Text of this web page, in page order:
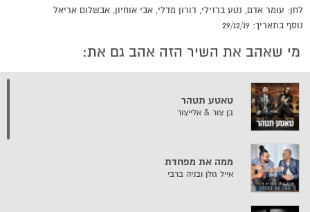
לחן: עומר אדם, נטע ברזילי, דורון מדלי, אבי אוחיון, אבשלום אריאל
נוסף בתאריך: 29/12/19
מי שאהב את השיר הזה אהב גם את:
טאטע תטהר
בן צור & אלייצור
ממה את מפחדת
אייל גולן ובניה ברבי